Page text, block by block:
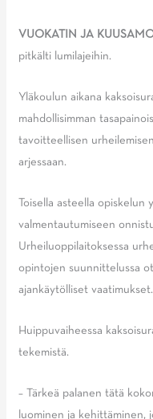
VUOKATIN JA
pitkälti lumilajeihin.
Yläkoulun aikana
mahdollisimman
tavoitteellisen
arjessaan.
Toisella asteella opiskelun
valmentautumiseen
Urheiluoppilaitoksessa
opintojen suunnittelussa
ajankäytölliset vaatimukset.
Huippuvaiheessa
tekemistä.
– Tärkeä palanen tätä
luominen ja kehittäminen,